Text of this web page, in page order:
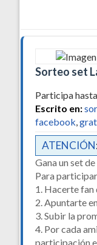
Sorteo set
Participa
Escrito en:
facebook,
ATENCIÓN
Gana un set
Para
1. Hacerte fan
2. Apuntarte
3. Subir la
4. Por cada
participación